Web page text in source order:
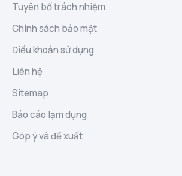
Tuyên bố trách nhiệm
Chính sách bảo mật
Điều khoản sử dụng
Liên hệ
Sitemap
Báo cáo lạm dụng
Góp ý và đề xuất